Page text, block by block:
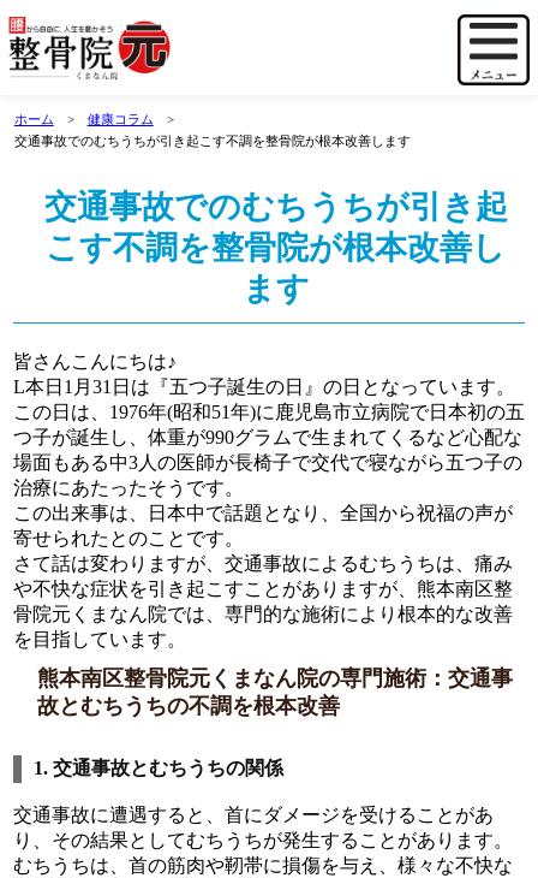
ホーム
健康コラム
交通事故でのむちうちが引き起こす不調を整骨院が根本改善します
交通事故でのむちうちが引き起
こす不調を整骨院が根本改善し
ます
皆さんこんにちは♪
L本日1月31日は『五つ子誕生の日』の日となっています。
この日は、1976年(昭和51年)に鹿児島市立病院で日本初の五
つ子が誕生し、体重が990グラムで生まれてくるなど心配な
場面もある中3人の医師が長椅子で交代で寝ながら五つ子の
治療にあたったそうです。
この出来事は、日本中で話題となり、全国から祝福の声が
寄せられたとのことです。
さて話は変わりますが、交通事故によるむちうちは、痛み
や不快な症状を引き起こすことがありますが、熊本南区整
骨院元くまなん院では、専門的な施術により根本的な改善
を目指しています。
熊本南区整骨院元くまなん院の専門施術：交通事
故とむちうちの不調を根本改善
1. 交通事故とむちうちの関係
交通事故に遭遇すると、首にダメージを受けることがあ
り、その結果としてむちうちが発生することがあります。
むちうちは、首の筋肉や靭帯に損傷を与え、様々な不快な